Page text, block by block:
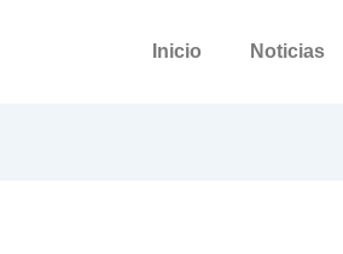
Inicio Noticias